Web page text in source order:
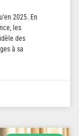
2025. En
les
des
à sa